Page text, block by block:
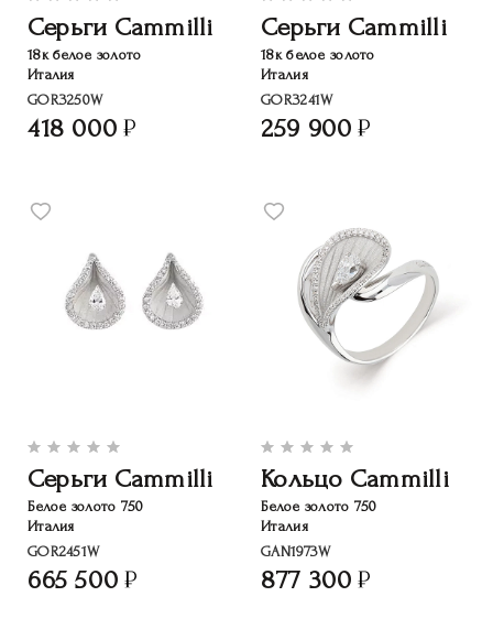
Серьги Cammilli
18к белое золото
Италия
GOR3250W
418 000
Серьги Cammilli
18к белое золото
Италия
GOR3241W
259 900
Серьги Cammilli
Белое золото 750
Италия
GOR2451W
665 500
Кольцо Cammilli
Белое золото 750
Италия
GAN1973W
877 300